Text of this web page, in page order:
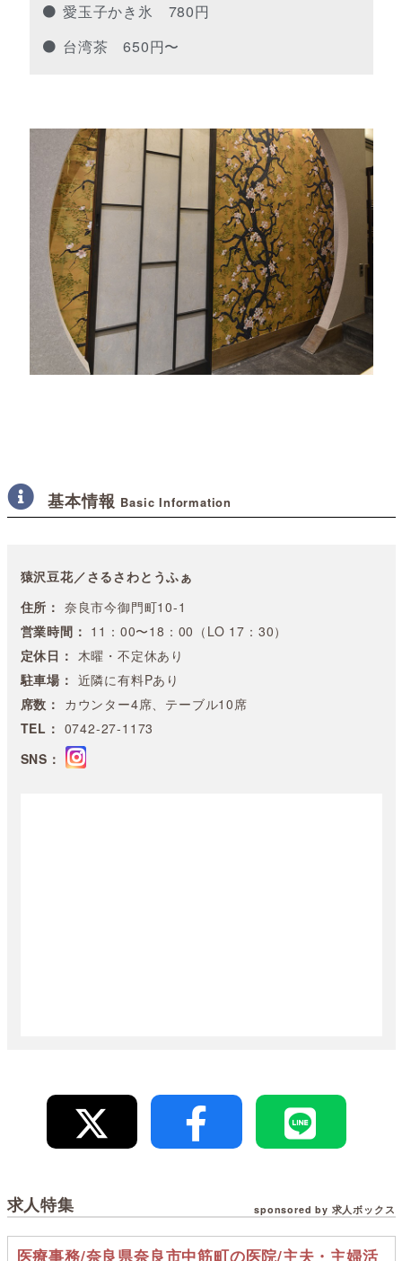
愛玉子かき氷 780円
台湾茶 650円〜
基本情報 Basic Information
猿沢豆花／さるさわとうふぁ
住所： 奈良市今御門町10-1
営業時間： 11：00〜18：00（LO 17：30）
定休日： 木曜・不定休あり
駐車場： 近隣に有料Pあり
席数： カウンター4席、テーブル10席
TEL： 0742-27-1173
SNS：
求人特集 sponsored by 求人ボックス
医療事務/奈良県奈良市中筋町の医院/主夫・主婦活